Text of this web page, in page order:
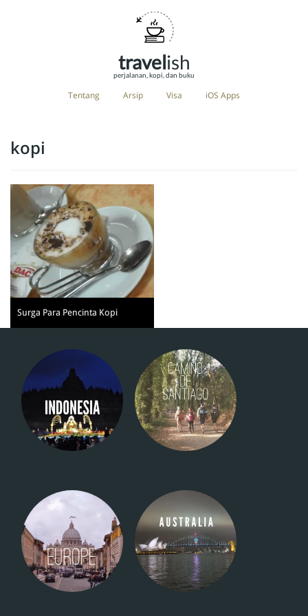
travelish
perjalanan, kopi, dan buku
Tentang Arsip Visa iOS Apps
kopi
Surga Para Pencinta Kopi